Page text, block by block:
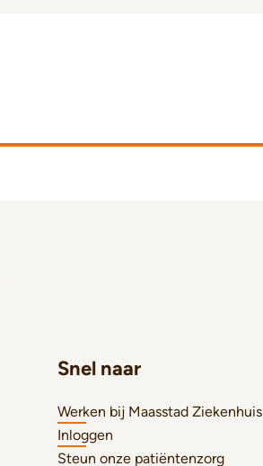
Snel naar
Werken bij Maasstad Ziekenhuis
Inloggen
Steun onze patiëntenzorg